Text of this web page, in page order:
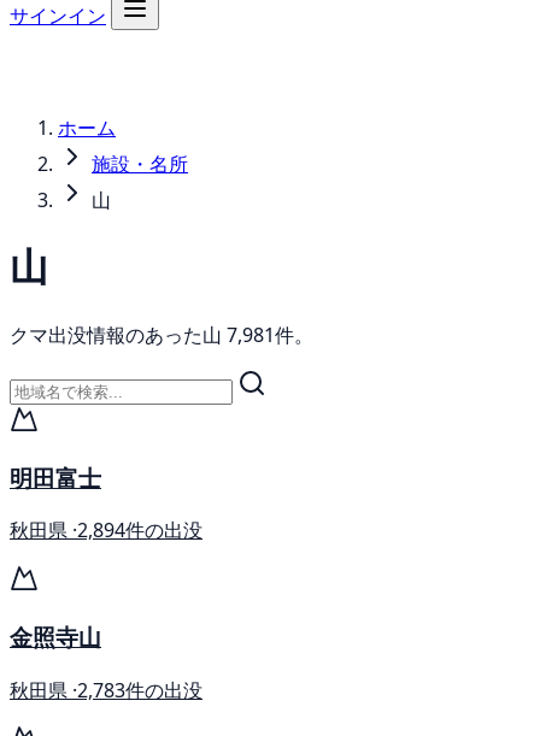
サインイン
ホーム
施設・名所
山
山
クマ出没情報のあった山 7,981件。
明田富士
秋田県 ·2,894件の出没
金照寺山
秋田県 ·2,783件の出没